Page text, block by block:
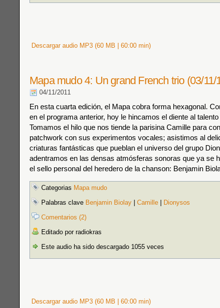
Descargar audio MP3 (60 MB | 60:00 min)
Mapa mudo 4: Un grand French trio (03/11/
04/11/2011
En esta cuarta edición, el Mapa cobra forma hexagonal.
en el programa anterior, hoy le hincamos el diente al
Tomamos el hilo que nos tiende la parisina Camille para
patchwork con sus experimentos vocales; asistimos al
criaturas fantásticas que pueblan el universo del grupo
adentramos en las densas atmósferas sonoras que ya se
el sello personal del heredero de la chanson: Benjamin
Categorias Mapa mudo
Palabras clave Benjamin Biolay Camille
Dionysos
Comentarios (2)
Editado por radiokras
Este audio ha sido descargado 1055 veces
Descargar audio MP3 (60 MB | 60:00 min)